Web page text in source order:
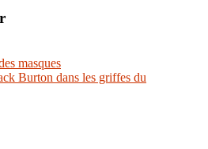
masques
Burton dans les griffes du